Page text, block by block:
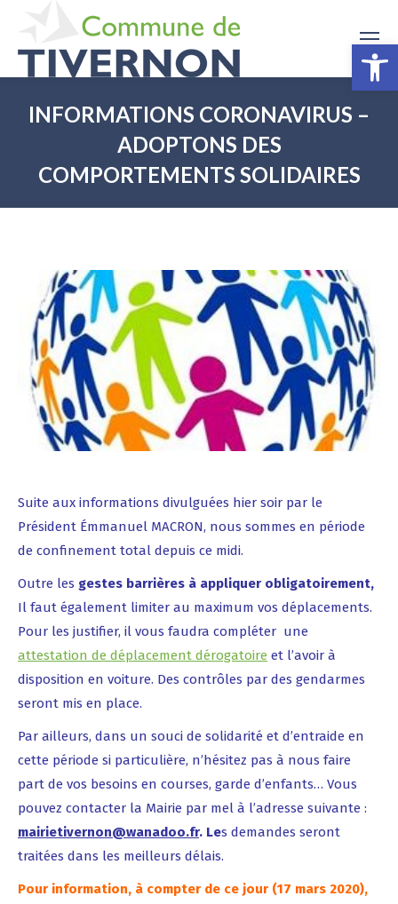
INFORMATIONS CORONAVIRUS –
ADOPTONS DES
COMPORTEMENTS SOLIDAIRES
Suite aux informations divulguées hier soir par le
Président Émmanuel MACRON, nous sommes en période
de confinement total depuis ce midi.
Outre les gestes barrières à appliquer obligatoirement,
Il faut également limiter au maximum vos déplacements.
Pour les justifier, il vous faudra compléter une
attestation de déplacement dérogatoire et l’avoir à
disposition en voiture. Des contrôles par des gendarmes
seront mis en place.
Par ailleurs, dans un souci de solidarité et d’entraide en
cette période si particulière, n’hésitez pas à nous faire
part de vos besoins en courses, garde d’enfants… Vous
pouvez contacter la Mairie par mel à l’adresse suivante :
mairietivernon@wanadoo.fr. Les demandes seront
traitées dans les meilleurs délais.
Pour information, à compter de ce jour (17 mars 2020),